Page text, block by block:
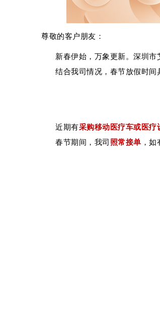
尊敬的客户朋友：
新春伊始，万象更新。 深圳市
结合我司情况，春节放假时间
近期有采购移动医疗车或医疗
春节期间，我司 照常接单 ，如